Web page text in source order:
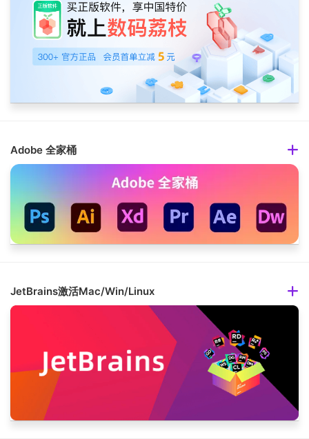
Adobe 全家桶
JetBrains激活Mac/Win/Linux